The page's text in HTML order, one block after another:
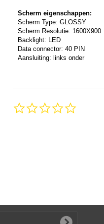
Scherm eigenschappen:
Scherm Type: GLOSSY
Scherm Resolutie: 1600X900
Backlight: LED
Data connector: 40 PIN
Aansluiting: links onder